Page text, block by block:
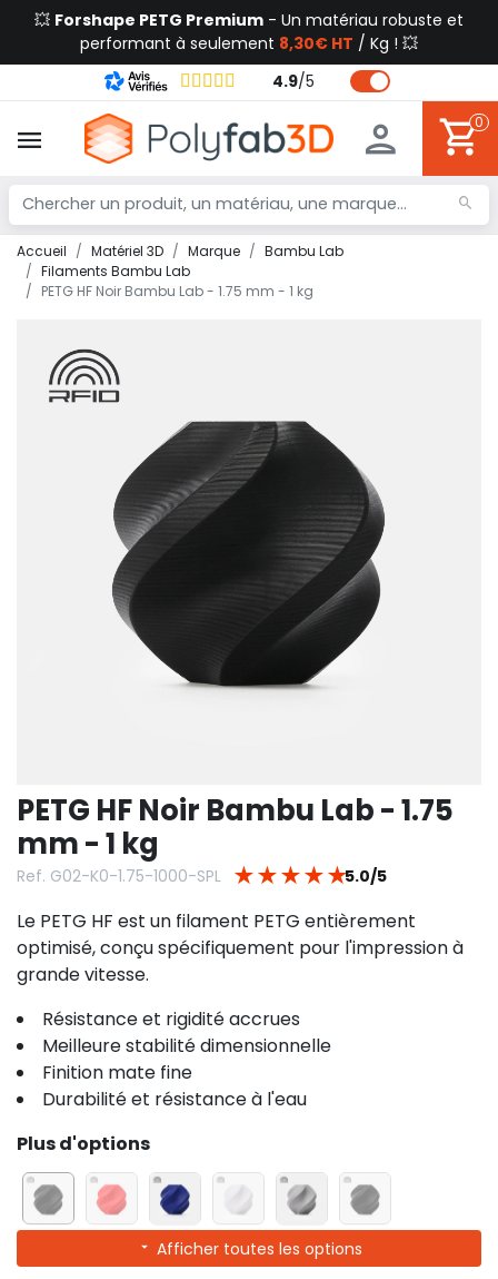
💥 Forshape PETG Premium - Un matériau robuste et
performant à seulement 8,30€ HT / Kg ! 💥
4.9/5
0
Accueil Matériel 3D Marque
Bambu Lab
Filaments Bambu Lab
PETG HF Noir Bambu Lab - 1.75 mm - 1 kg
PETG HF Noir Bambu Lab - 1.75
mm - 1 kg
Ref. G02-K0-1.75-1000-SPL ★ ★ ★ ★ ★5.0/5
Le PETG HF est un filament PETG entièrement
optimisé, conçu spécifiquement pour l'impression à
grande vitesse.
Résistance et rigidité accrues
Meilleure stabilité dimensionnelle
Finition mate fine
Durabilité et résistance à l'eau
Plus d'options
Afficher toutes les options